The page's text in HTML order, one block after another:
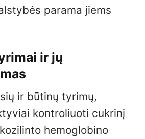
parama jiems
ir jų
ir būtinų tyrimų,
kontroliuoti cukrinį
hemoglobino